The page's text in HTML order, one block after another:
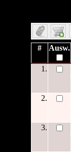
# Ausw.
1.
2.
3.